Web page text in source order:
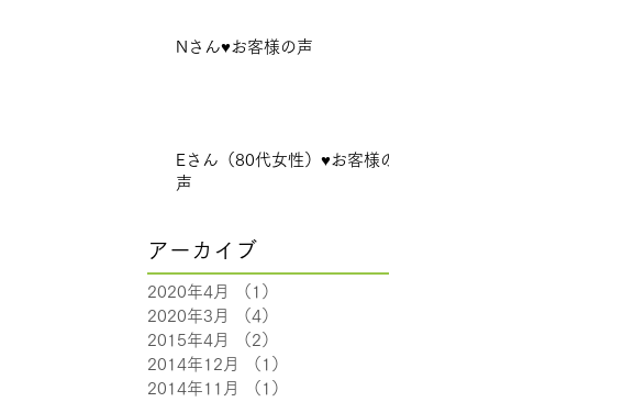
Nさん♥お客様の声
Eさん（80代女性）♥お客様の
声
アーカイブ
2020年4月 （1）
2020年3月
（4）
2015年4月
（2）
2014年12月
（1）
2014年11月
（1）